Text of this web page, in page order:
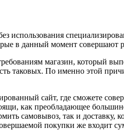
использования
в данный момент совершают
магазин, который
таковых. По именно этой
сайт, где сможете
как преобладающее
самовывоз, так и доставку,
покупки же входит